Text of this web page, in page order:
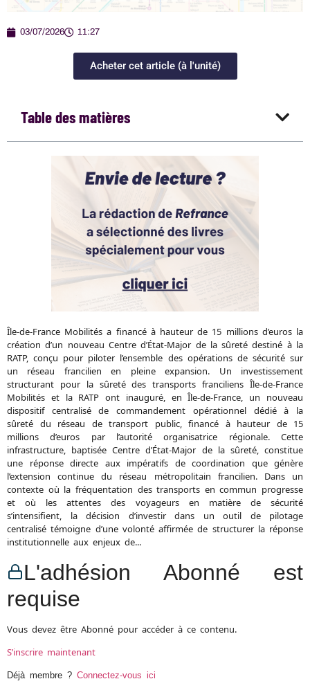
03/07/2026 11:27
Acheter cet article (à l'unité)
Table des matières
Île-de-France Mobilités a financé à hauteur de 15 millions d’euros la
création d’un nouveau Centre d’État-Major de la sûreté destiné à la
RATP, conçu pour piloter l’ensemble des opérations de sécurité sur
un réseau francilien en pleine expansion. Un investissement
structurant pour la sûreté des transports franciliens Île-de-France
Mobilités et la RATP ont inauguré, en Île-de-France, un nouveau
dispositif centralisé de commandement opérationnel dédié à la
sûreté du réseau de transport public, financé à hauteur de 15
millions d’euros par l’autorité organisatrice régionale. Cette
infrastructure, baptisée Centre d’État-Major de la sûreté, constitue
une réponse directe aux impératifs de coordination que génère
l’extension continue du réseau métropolitain francilien. Dans un
contexte où la fréquentation des transports en commun progresse
et où les attentes des voyageurs en matière de sécurité
s’intensifient, la décision d’investir dans un outil de pilotage
centralisé témoigne d’une volonté affirmée de structurer la réponse
institutionnelle aux enjeux de...
L'adhésion Abonné est
requise
Vous devez être Abonné pour accéder à ce contenu.
S’inscrire maintenant
Déjà membre ? Connectez-vous ici